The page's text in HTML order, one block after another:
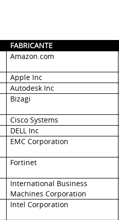
FABRICANTE
Amazon.com
Apple Inc
Autodesk Inc
Bizagi
Cisco Systems
DELL Inc
EMC Corporation
Fortinet
International Business
Machines Corporation
Intel Corporation